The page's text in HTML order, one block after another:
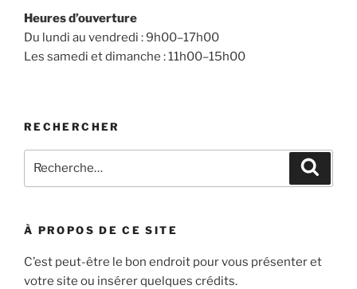
Heures d’ouverture
Du lundi au vendredi : 9h00–17h00
Les samedi et dimanche : 11h00–15h00
RECHERCHER
pour
À PROPOS DE CE SITE
C’est peut-être le bon endroit pour vous présenter et
votre site ou insérer quelques crédits.